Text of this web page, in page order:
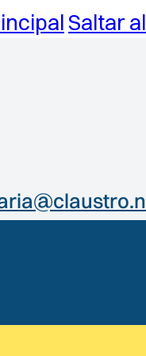
Saltar